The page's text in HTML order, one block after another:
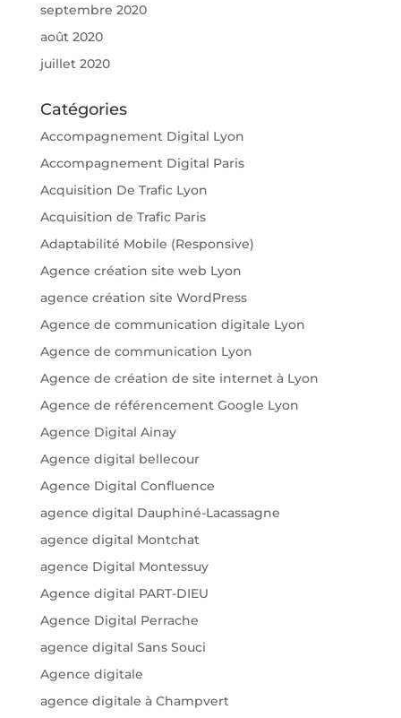
septembre 2020
août 2020
juillet 2020
Catégories
Accompagnement Digital Lyon
Accompagnement Digital Paris
Acquisition De Trafic Lyon
Acquisition de Trafic Paris
Adaptabilité Mobile (Responsive)
Agence création site web Lyon
agence création site WordPress
Agence de communication digitale Lyon
Agence de communication Lyon
Agence de création de site internet à Lyon
Agence de référencement Google Lyon
Agence Digital Ainay
Agence digital bellecour
Agence Digital Confluence
agence digital Dauphiné-Lacassagne
agence digital Montchat
agence Digital Montessuy
Agence digital PART-DIEU
Agence Digital Perrache
agence digital Sans Souci
Agence digitale
agence digitale à Champvert